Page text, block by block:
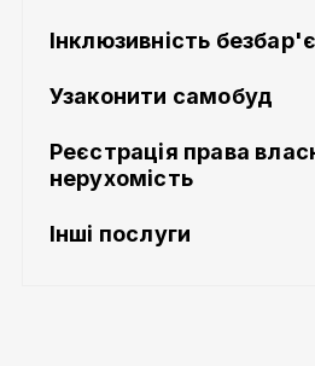
Інклюзивність
Узаконити самобуд
Реєстрація права
нерухомість
Інші послуги